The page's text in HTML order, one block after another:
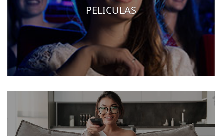
PELICULAS